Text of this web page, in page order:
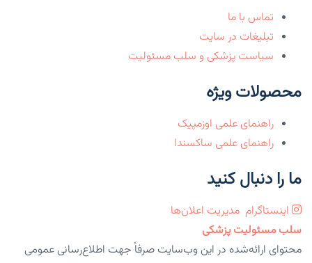
تماس با ما
تبلیغات در سایت
سیاست پزشکی و سلب مسئولیت
محصولات ویژه
راهنمای علمی اوزمپیک
راهنمای علمی ساکسندا
ما را دنبال کنید
اینستاگرام مدیریت اعلان‌ها
سلب مسئولیت پزشکی
محتوای ارائه‌شده در این وب‌سایت صرفاً جهت اطلاع‌رسانی عمومی